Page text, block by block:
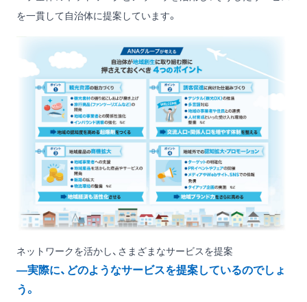
を一貫して自治体に提案しています。
ネットワークを活かし、さまざまなサービスを提案
―実際に、どのようなサービスを提案しているのでしょ
う。